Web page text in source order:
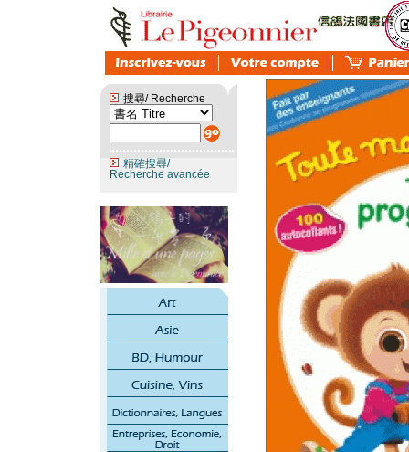
搜尋/ Recherche
精確搜尋/
Recherche avancée